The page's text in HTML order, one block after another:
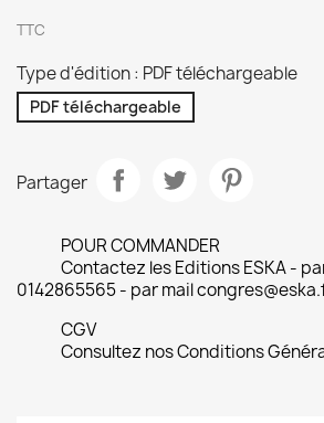
TTC
Type d'édition : PDF téléchargeable
PDF téléchargeable
Partager
POUR COMMANDER
Contactez les Editions ESKA -
0142865565 - par mail
CGV
Consultez nos Conditions